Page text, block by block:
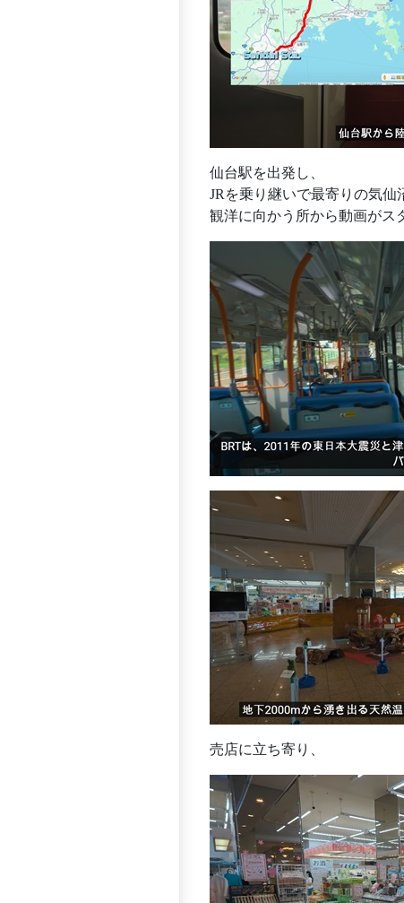
仙台駅を出発し、
JRを乗り継いで最寄りの気仙
観洋に向かう所から動画がス
売店に立ち寄り、